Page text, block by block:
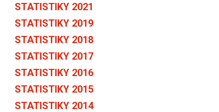
STATISTIKY 2021
STATISTIKY 2019
STATISTIKY 2018
STATISTIKY 2017
STATISTIKY 2016
STATISTIKY 2015
STATISTIKY 2014